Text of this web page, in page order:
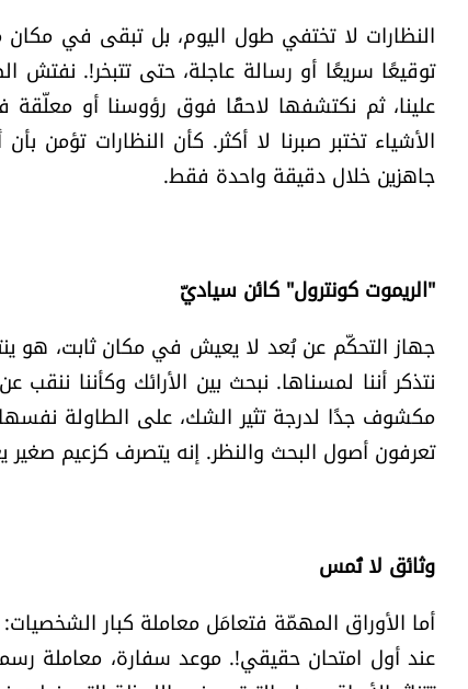
النظارات لا تختفي طول اليوم، بل تبقى في
توقيعًا سريعًا أو رسالة عاجلة، حتى تتبخر!. نفتش
علينا، ثم نكتشفها لاحقًا فوق رؤوسنا أو
الأشياء تختبر صبرنا لا أكثر. كأن النظارات
جاهزين خلال دقيقة واحدة فقط.
"الريموت كونترول" كائن سياديّ
جهاز التحكّم عن بُعد لا يعيش في مكان ثابت، هو
نتذكر أننا لمسناها. نبحث بين الأرائك وكأننا
مكشوف جدًا لدرجة تثير الشك، على الطاولة
تعرفون أصول البحث والنظر. إنه يتصرف كزعيم
وثائق لا تُمس
أما الأوراق المهمّة فتعامَل معاملة كبار
عند أول امتحان حقيقي!. موعد سفارة، معاملة